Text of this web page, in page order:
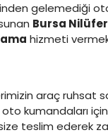
gelemediği
Bursa
hizmeti
araç ruhsat
kumandaları
teslim ederek